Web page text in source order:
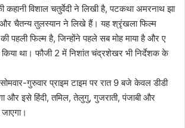
कहानी विशाल चतुर्वेदी ने लिखी है, पटकथा अमरनाथ झा
और चैतन्य तुलस्यान ने लिखे हैं। यह श्रृंखला फिल्म
पहली फिल्म है, जिन्होंने पहले सब मोह माया है और ए
किया था। फौजी 2 में निशांत चंद्रशेखर भी निर्देशक के
गुरुवार प्राइम टाइम पर रात 9 बजे केवल डीडी
और इसे हिंदी, तमिल, तेलुगु, गुजराती, पंजाबी और